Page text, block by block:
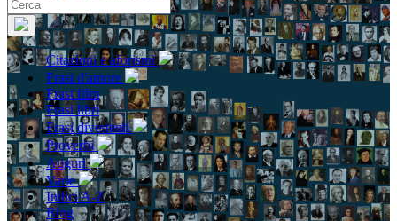
Citazioni e aforismi
Frasi d'amore
Frasi film
Frasi libri
Frasi divertenti
Proverbi
Auguri
Varie
Indici A-Z
Blog